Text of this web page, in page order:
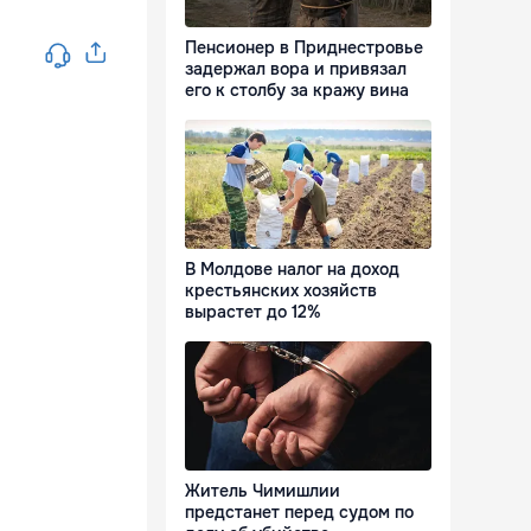
Пенсионер в Приднестровье
задержал вора и привязал
его к столбу за кражу вина
В Молдове налог на доход
крестьянских хозяйств
вырастет до 12%
Житель Чимишлии
предстанет перед судом по